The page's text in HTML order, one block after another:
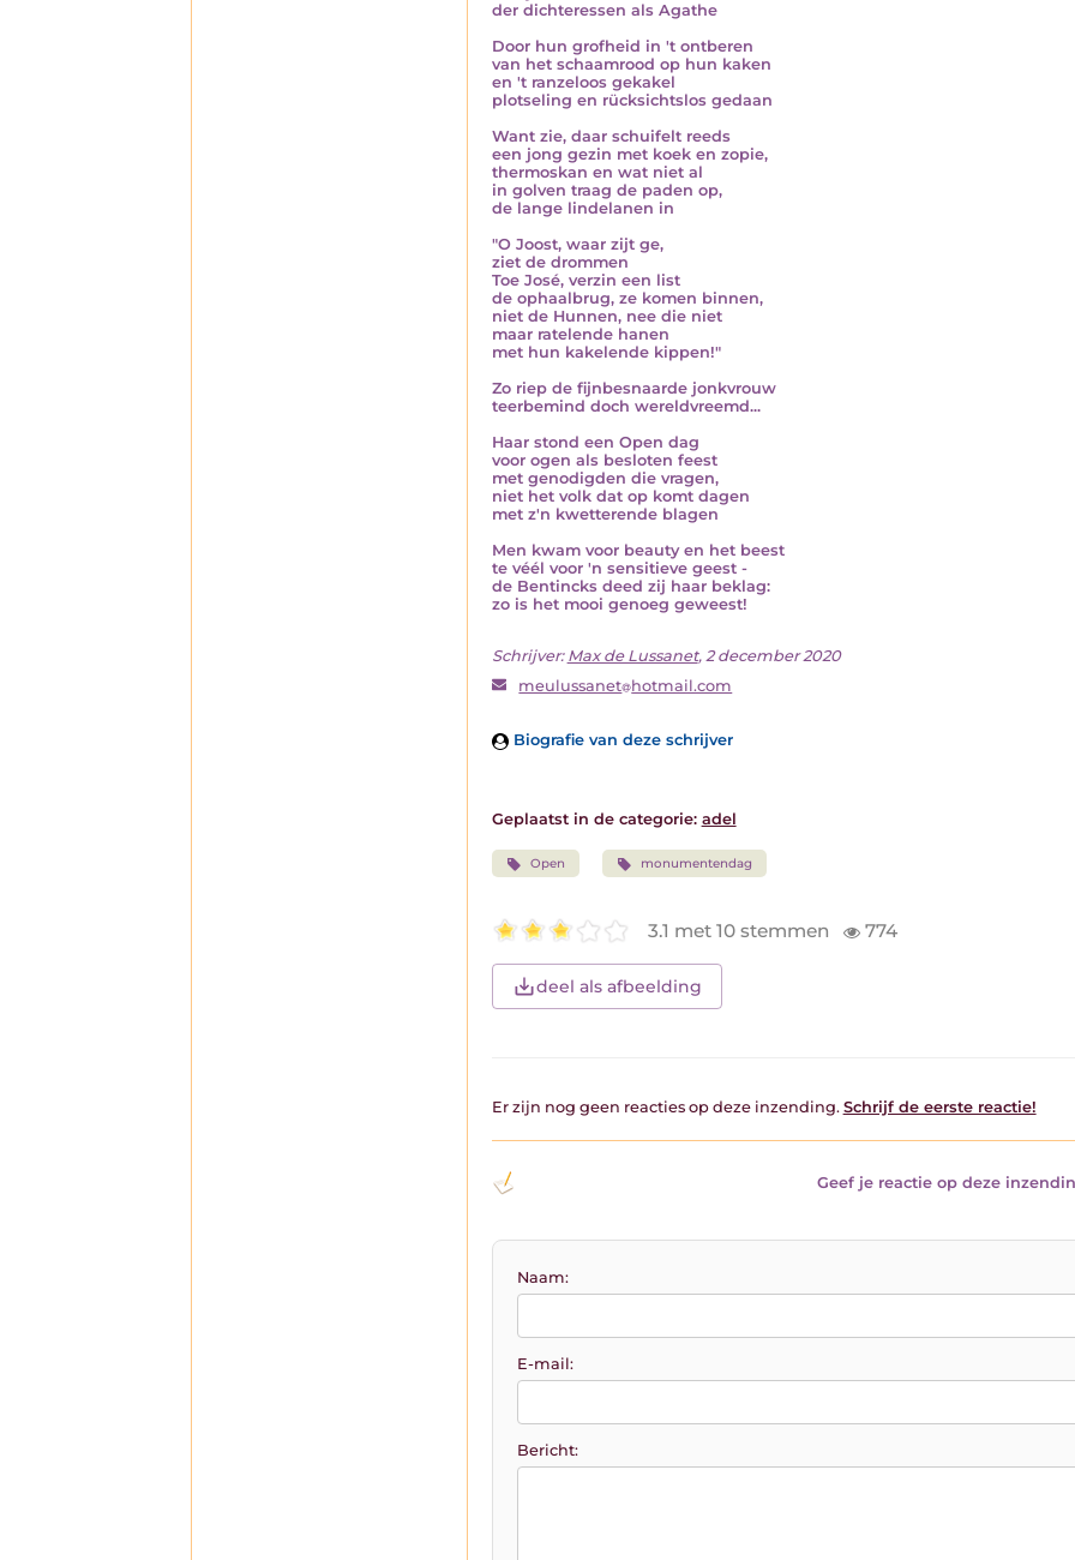
der dichteressen als Agathe
Door hun grofheid in 't ontberen
van het schaamrood op hun kaken
en 't ranzeloos gekakel
plotseling en rücksichtslos gedaan
Want zie, daar schuifelt reeds
een jong gezin met koek en zopie,
thermoskan en wat niet al
in golven traag de paden op,
de lange lindelanen in
"O Joost, waar zijt ge,
ziet de drommen
Toe José, verzin een list
de ophaalbrug, ze komen binnen,
niet de Hunnen, nee die niet
maar ratelende hanen
met hun kakelende kippen!"
Zo riep de fijnbesnaarde jonkvrouw
teerbemind doch wereldvreemd...
Haar stond een Open dag
voor ogen als besloten feest
met genodigden die vragen,
niet het volk dat op komt dagen
met z'n kwetterende blagen
Men kwam voor beauty en het beest
te véél voor 'n sensitieve geest -
de Bentincks deed zij haar beklag:
zo is het mooi genoeg geweest!
Schrijver: Max de Lussanet, 2 december 2020
meulussanet hotmail.com
Biografie van deze schrijver
Geplaatst in de categorie: adel
Open monumentendag
3.1 met 10 stemmen 774
deel als afbeelding
Er zijn nog geen reacties op deze inzending. Schrijf de eerste reactie!
Geef je reactie op deze
Naam:
E-mail:
Bericht: